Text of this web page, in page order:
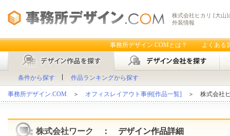
株式会社ヒカリ [大山]
外装情報
事務所デザイン.COMとは？ よくある
条件から探す 作品ランキングから探す
事務所デザイン.COM ＞ オフィスレイアウト事例[作品一覧] ＞ 株式会社
株式会社ワーク ： デザイン作品詳細